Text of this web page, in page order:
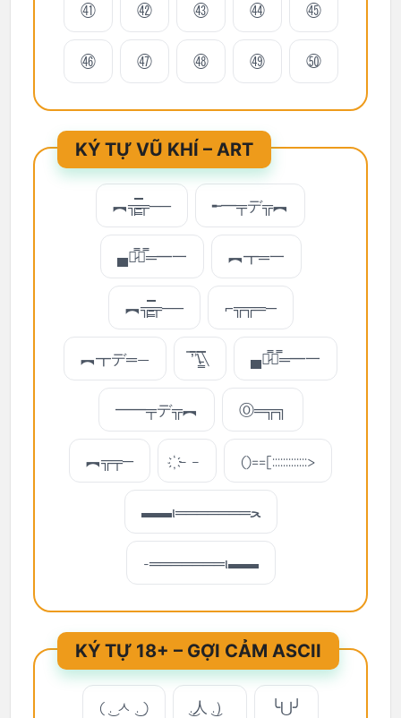
㊶ ㊷ ㊸ ㊹ ㊺
㊻ ㊼ ㊽ ㊾ ㊿
KÝ TỰ VŨ KHÍ – ART
︻╦̵̵͇̿̿̿̿╤── ╾━╤デ╦︻
▄︻̷̿┻̿═━一 ︻┳═一
︻╦̵̵͇̿̿̿̿╤── ⌐╦╦═─
︻┳デ═— ̿’̿’\̵͇̿̿\ ▄︻̷̿┻̿═━一
━━╤デ╦︻ Ⓞ═╦╗
︻╦╤─ ҉ – – ()==[:::::::::::::>
▬▬ι═══════ﺤ
-═══════ι▬▬
KÝ TỰ 18+ – GỢI CẢM ASCII
( ͜. ㅅ ͜. ) ͜.人 ͜.） ╰⋃╯